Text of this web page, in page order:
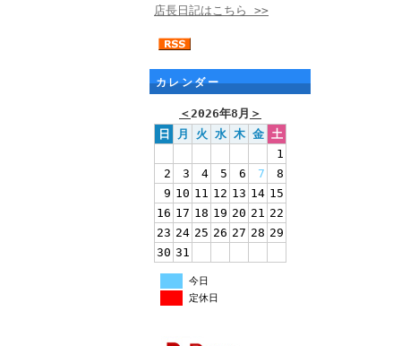
店長日記はこちら >>
カレンダー
＜2026年8月 ＞
日
月 火 水 木 金 土
1
2
3 4 5 6 7
8
9 10 11 12 13 14 15
16 17 18 19 20 21 22
23 24 25 26 27 28 29
30 31
今日
定休日